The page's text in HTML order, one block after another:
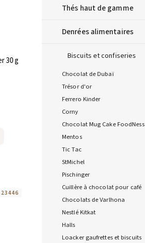
Thés haut de gamme
Denrées alimentaires
Biscuits et confiseries
Chocolat de Dubaï
Trésor d'or
Ferrero Kinder
Corny
Chocolat Mug Cake FoodNess
Mentos
Tic Tac
StMichel
Pischinger
Cuillère à chocolat pour café
Chocolats de Varlhona
Nestlé Kitkat
Halls
Loacker gaufrettes et biscuits
30 g
23446